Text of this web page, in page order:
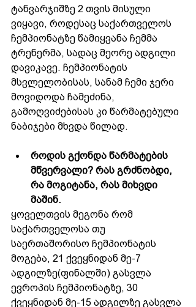
ტანვარჯიშზე 2 თვის მისული
ვიყავი, როდესაც საქართველოს
ჩემპიონატზე წამიყვანა ჩემმა
ტრენერმა, სადაც მეორე ადგილი
დავიკავე. ჩემპიონატის
მსვლელობისას, სანამ ჩემი ჯერი
მოვიდოდა ჩამეძინა,
გამოღვიძებისას კი წარმატებული
ნაბიჯები მხვდა წილად.
როდის გქონდა წარმატების
მწვერვალი? რას გრძნობდი,
რა მოგიტანა, რას მიხვდი
მაშინ.
ყოველთვის მეგონა რომ
საქართველოსა თუ
საერთაშორისო ჩემპიონატის
მოგება, 21 ქვეყნიდან მე-7
ადგილზე(ფინალში) გასვლა
ევროპის ჩემპიონატზე, 30
ქვეყნიდან მე-15 ადგილზე გასვლა